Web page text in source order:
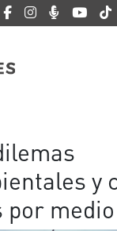
y
por